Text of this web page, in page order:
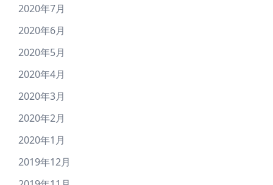
2020年7月
2020年6月
2020年5月
2020年4月
2020年3月
2020年2月
2020年1月
2019年12月